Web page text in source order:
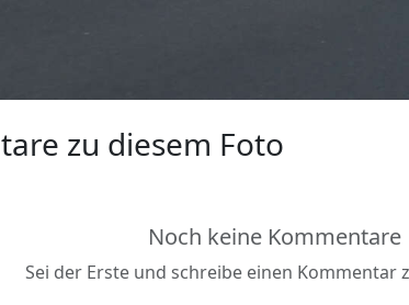
zu diesem Foto
Noch keine Kommentare
Sei der Erste und schreibe einen Kommentar